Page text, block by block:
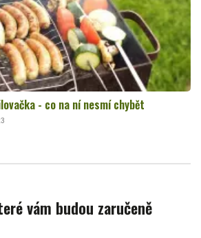
- co na ní nesmí chybět
vám budou zaručeně